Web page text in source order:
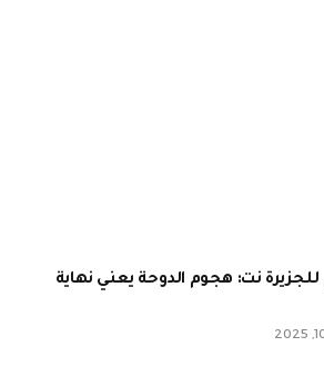
نت: هجوم الدوحة يعني نهاية